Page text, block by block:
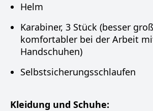
Helm
Karabiner, 3 Stück (besser
komfortabler bei der Arbeit
Handschuhen)
Selbstsicherungsschlaufen
Kleidung und Schuhe: